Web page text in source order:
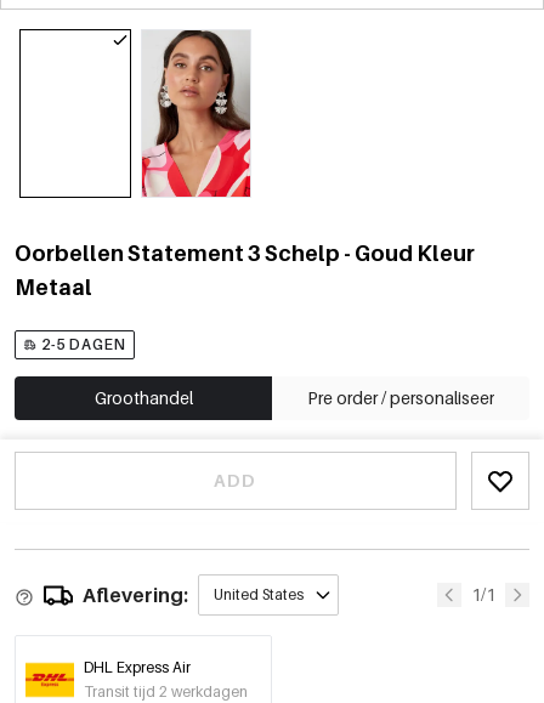
Oorbellen Statement 3 Schelp - Goud Kleur
Metaal
2-5 DAGEN
Groothandel Pre order / personaliseer
ADD
Aflevering: United States 1/1
DHL Express Air
Transit tijd 2 werkdagen